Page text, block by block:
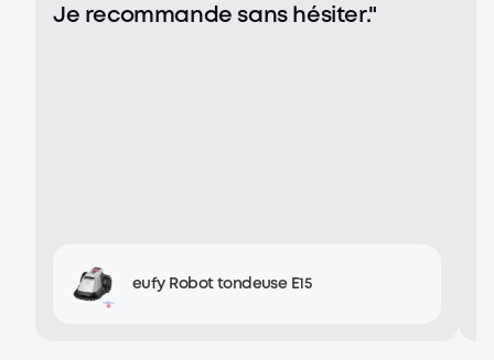
Je recommande sans hésiter."
eufy Robot tondeuse E15